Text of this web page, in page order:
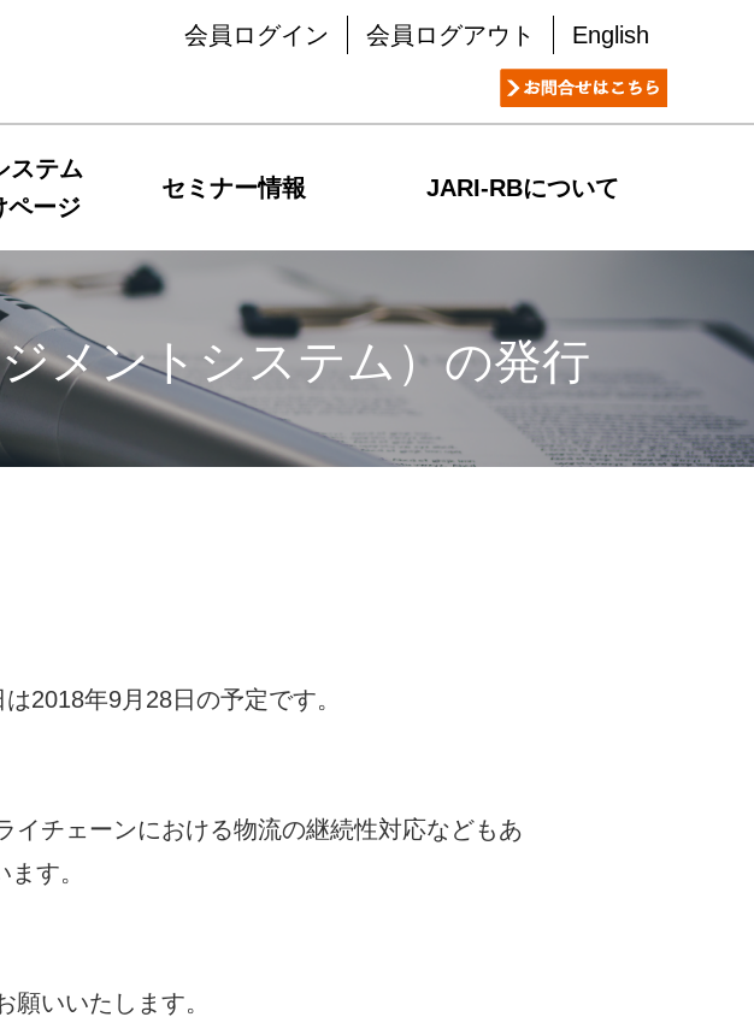
会員ログイン 会員ログアウト English
ステム
ージ
セミナー情報 JARI-RBについて
メントシステム）の発行
2018年9月28日の予定です。
チェーンにおける物流の継続性対応などもあ
す。
いいたします。